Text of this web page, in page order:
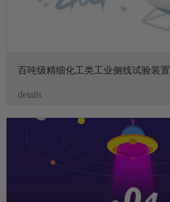
百吨级精细化工类工业侧线试验装置
details